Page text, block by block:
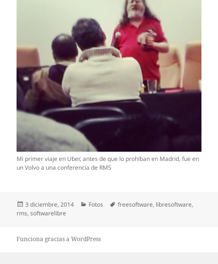
Mi primer viaje en Uber, antes de que lo prohíban en Madrid, fue en
un Volvo a una conferencia de RMS
Publicado
el
3 diciembre, 2014 Categorías
Fotos Etiquetas
freesoftware, libresoftware,
rms,softwarelibre
Funciona gracias a WordPress